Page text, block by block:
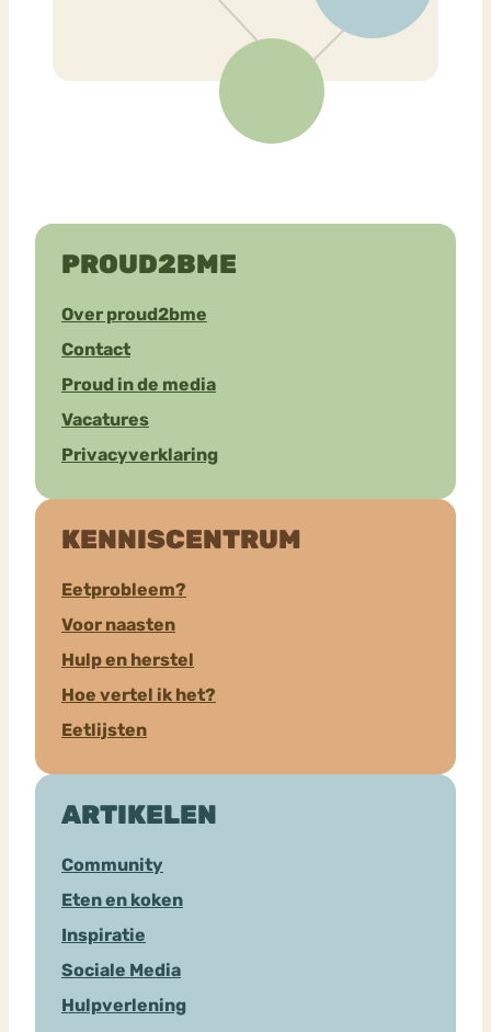
PROUD2BME
Over proud2bme
Contact
Proud in de media
Vacatures
Privacyverklaring
KENNISCENTRUM
Eetprobleem?
Voor naasten
Hulp en herstel
Hoe vertel ik het?
Eetlijsten
ARTIKELEN
Community
Eten en koken
Inspiratie
Sociale Media
Hulpverlening